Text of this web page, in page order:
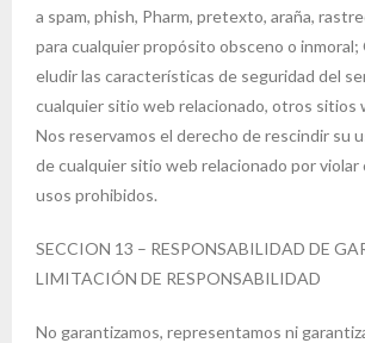
a spam, phish, Pharm, pretexto, araña,
para cualquier propósito obsceno o
eludir las características de seguridad del
cualquier sitio web relacionado, otros sitios
Nos reservamos el derecho de rescindir su
de cualquier sitio web relacionado por violar
usos prohibidos.
SECCION 13 – RESPONSABILIDAD DE
LIMITACIÓN DE RESPONSABILIDAD
No garantizamos, representamos ni